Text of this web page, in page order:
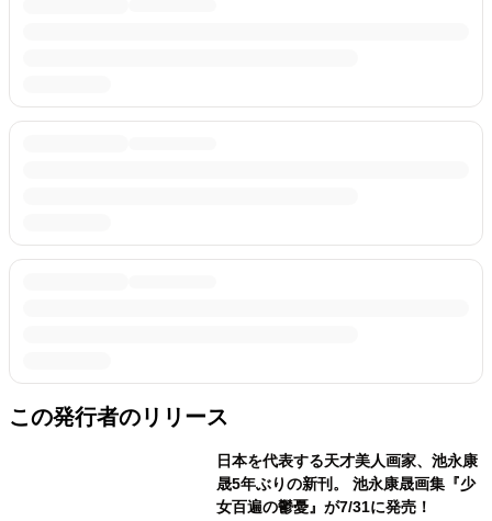
この発行者のリリース
日本を代表する天才美人画家、池永康
晟5年ぶりの新刊。 池永康晟画集『少
女百遍の鬱憂』が7/31に発売！